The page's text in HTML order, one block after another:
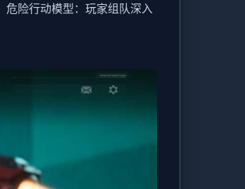
危险行动模型 ：玩家组队深入